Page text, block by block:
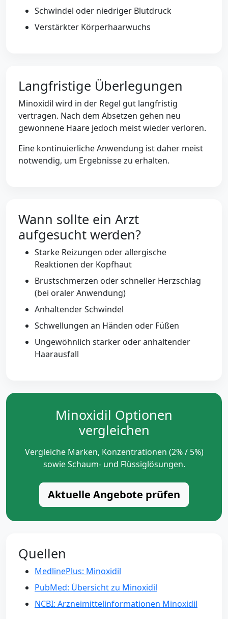
Schwindel oder niedriger Blutdruck
Verstärkter Körperhaarwuchs
Langfristige Überlegungen
Minoxidil wird in der Regel gut langfristig
vertragen. Nach dem Absetzen gehen neu
gewonnene Haare jedoch meist wieder verloren.
Eine kontinuierliche Anwendung ist daher meist
notwendig, um Ergebnisse zu erhalten.
Wann sollte ein Arzt
aufgesucht werden?
Starke Reizungen oder allergische
Reaktionen der Kopfhaut
Brustschmerzen oder schneller Herzschlag
(bei oraler Anwendung)
Anhaltender Schwindel
Schwellungen an Händen oder Füßen
Ungewöhnlich starker oder anhaltender
Haarausfall
Minoxidil Optionen
vergleichen
Vergleiche Marken, Konzentrationen (2% / 5%)
sowie Schaum- und Flüssiglösungen.
Aktuelle Angebote prüfen
Quellen
MedlinePlus: Minoxidil
PubMed: Übersicht zu Minoxidil
NCBI: Arzneimittelinformationen Minoxidil